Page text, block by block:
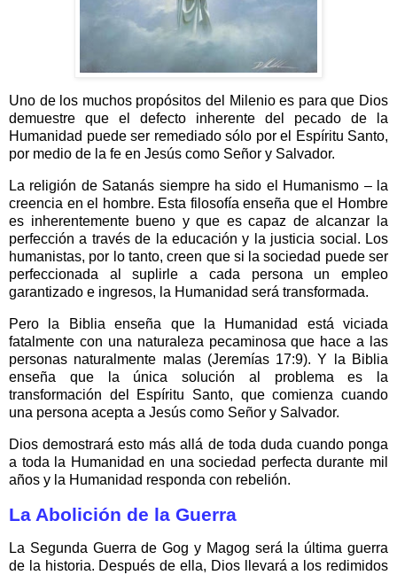
Uno de los muchos propósitos del Milenio es para que Dios
demuestre que el defecto inherente del pecado de la
Humanidad puede ser remediado sólo por el Espíritu Santo,
por medio de la fe en Jesús como Señor y Salvador.
La religión de Satanás siempre ha sido el Humanismo – la
creencia en el hombre. Esta filosofía enseña que el Hombre
es inherentemente bueno y que es capaz de alcanzar la
perfección a través de la educación y la justicia social. Los
humanistas, por lo tanto, creen que si la sociedad puede ser
perfeccionada al suplirle a cada persona un empleo
garantizado e ingresos, la Humanidad será transformada.
Pero la Biblia enseña que la Humanidad está viciada
fatalmente con una naturaleza pecaminosa que hace a las
personas naturalmente malas (Jeremías 17:9). Y la Biblia
enseña que la única solución al problema es la
transformación del Espíritu Santo, que comienza cuando
una persona acepta a Jesús como Señor y Salvador.
Dios demostrará esto más allá de toda duda cuando ponga
a toda la Humanidad en una sociedad perfecta durante mil
años y la Humanidad responda con rebelión.
La Abolición de la Guerra
La Segunda Guerra de Gog y Magog será la última guerra
de la historia. Después de ella, Dios llevará a los redimidos